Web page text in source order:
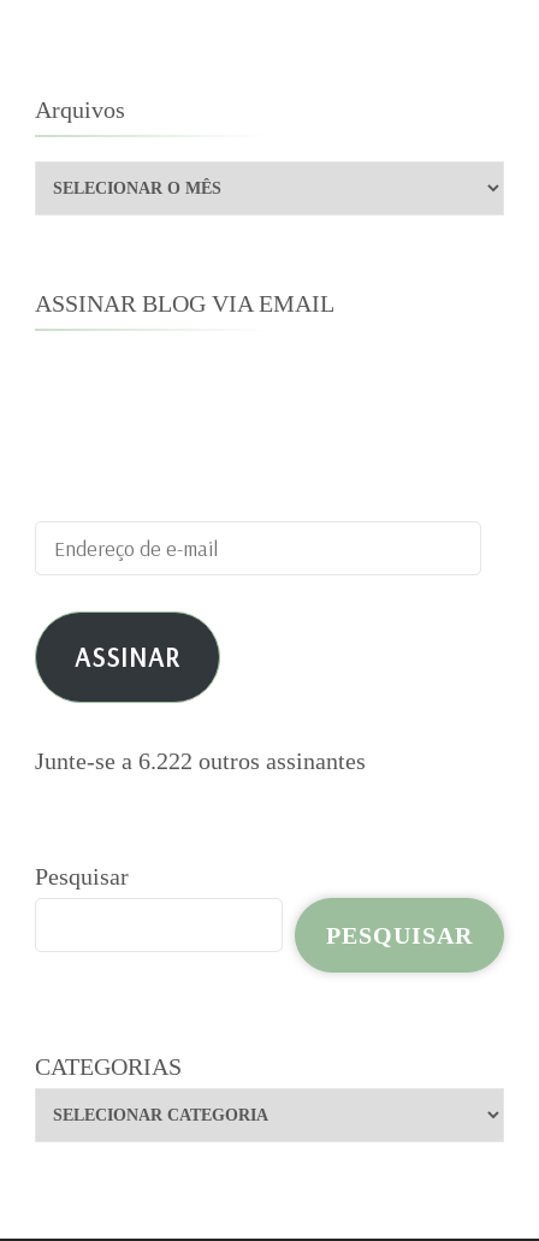
Arquivos
Arquivos
ASSINAR BLOG VIA EMAIL
Endereço
de
e-
mail ASSINAR
Junte-se a 6.222 outros assinantes
Pesquisar
PESQUISAR
CATEGORIAS